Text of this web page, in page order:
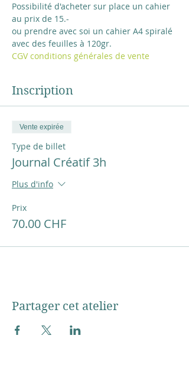
Possibilité d'acheter sur place un cahier
au prix de 15.-
ou prendre avec soi un cahier A4 spiralé
avec des feuilles à 120gr.
CGV conditions générales de vente
Inscription
Vente expirée
Type de billet
Journal Créatif 3h
Plus d'info
Prix
70.00 CHF
Partager cet atelier